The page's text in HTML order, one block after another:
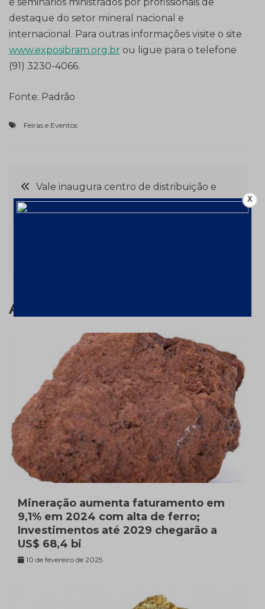
destaque do setor mineral nacional e
internacional. Para outras informações visite o site
www.exposibram.org.br ou ligue para o telefone
(91) 3230-4066.
Fonte: Padrão
Feiras e Eventos
Navegação
de
Vale inaugura centro de distribuição e
pelotizadora em Omã
Assuntos relacionados
Mineração aumenta faturamento em
9,1% em 2024 com alta de ferro;
Investimentos até 2029 chegarão a
US$ 68,4 bi
10 de fevereiro de 2025
X